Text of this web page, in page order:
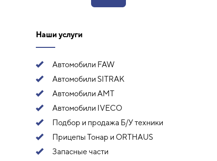
Наши услуги
Автомобили FAW
Автомобили SITRAK
Автомобили АМТ
Автомобили IVECO
Подбор и продажа Б/У техники
Прицепы Тонар и ORTHAUS
Запасные части